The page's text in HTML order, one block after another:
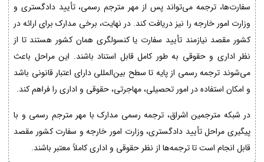
سفارت‌ها، ترجمه می‌تواند پس از مهر مترجم رسمی، تأیید دادگستری و
وزارت امور خارجه را نیز دریافت کند. در نهایت، برخی مدارک برای ارائه در
کشور مقصد نیازمند تأیید سفارت یا کنسولگری همان کشور هستند تا از
نظر اداری و حقوقی به طور کامل قابل استناد باشند. این مراحل باعث
می‌شوند ترجمه رسمی از پایه تا سطح بین‌المللی دارای اعتبار قانونی باشد
و امکان استفاده در امور تحصیلی، مهاجرتی، حقوقی و اداری را فراهم کند.
در شبکه مترجمین اشراق، ترجمه رسمی مدارک با مهر مترجم رسمی و با
پیگیری مراحل تأیید دادگستری، وزارت امور خارجه و سفارت کشور مقصد
قابل انجام است تا ترجمه‌ها از نظر حقوقی و اداری کاملاً معتبر باشند.